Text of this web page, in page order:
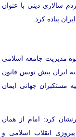
سالاری دینی با عنوان
پیاده کرد.
مدیریت جامعه اسلامی
ایران پیش نویس قانون
مستکبران جهانی ایمان
کرد: امام از همان
انقلاب اسلامی و